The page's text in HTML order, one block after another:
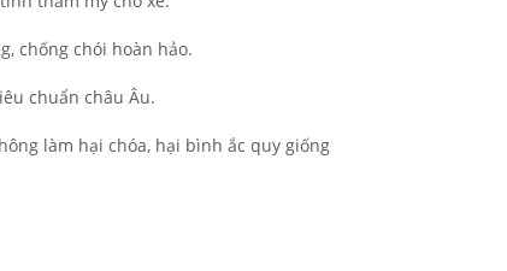
chống chói hoàn hảo.
chuẩn châu Âu.
làm hại chóa, hại bình ắc quy giống